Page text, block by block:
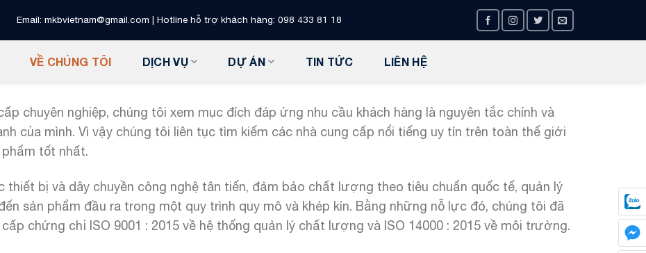
Email: mkbvietnam@gmail.com | Hotline hỗ trợ khách hàng: 098 433 81 18
VỀ CHÚNG TÔI DỊCH VỤ DỰ ÁN TIN TỨC LIÊN HỆ
chuyên nghiệp, chúng tôi xem mục đích đáp ứng nhu cầu khách hàng là nguyên tắc chính và
của mình. Vì vậy chúng tôi liên tục tìm kiếm các nhà cung cấp nổi tiếng uy tín trên toàn thế giới
tốt nhất.
thiết bị và dây chuyền công nghệ tân tiến, đảm bảo chất lượng theo tiêu chuẩn quốc tế, quản lý
sản phẩm đầu ra trong một quy trình quy mô và khép kín. Bằng những nỗ lực đó, chúng tôi đã
chứng chỉ ISO 9001 : 2015 về hệ thống quản lý chất lượng và ISO 14000 : 2015 về môi trường.